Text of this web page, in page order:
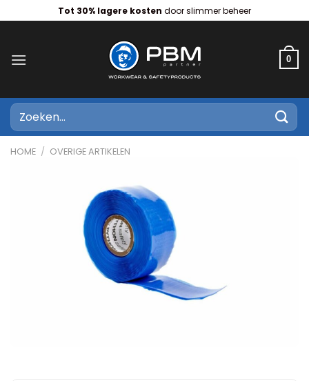
naar
Tot 30% lagere kosten door slimmer beheer
0
Zoeken
naar:
HOME / OVERIGE ARTIKELEN